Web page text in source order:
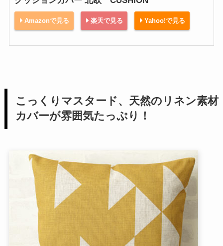
Amazonで見る 楽天で見る Yahoo!で見る
こっくりマスタード、天然のリネン素材
カバーが雰囲気たっぷり！